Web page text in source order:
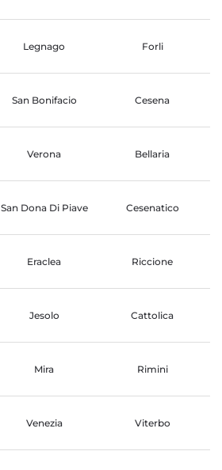
Legnago Forli
San Bonifacio Cesena
Verona Bellaria
San Dona Di Piave Cesenatico
Eraclea Riccione
Jesolo Cattolica
Mira Rimini
Venezia Viterbo